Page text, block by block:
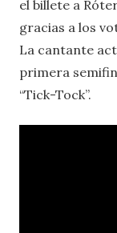
el billete a
gracias a los
La cantante
primera
“Tick-Tock”.